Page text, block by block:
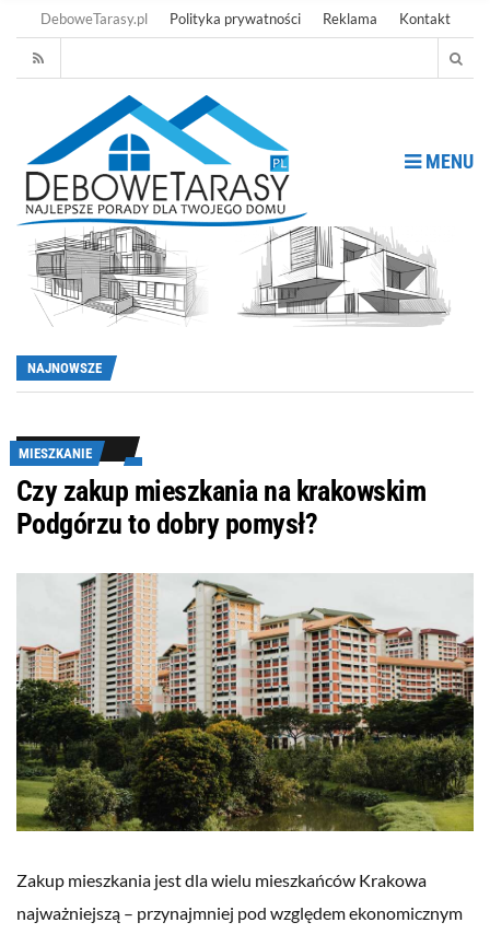
DeboweTarasy.pl Polityka prywatności Reklama Kontakt
MENU
NAJNOWSZE
MIESZKANIE
Czy zakup mieszkania na krakowskim
Podgórzu to dobry pomysł?
Zakup mieszkania jest dla wielu mieszkańców Krakowa
najważniejszą – przynajmniej pod względem ekonomicznym